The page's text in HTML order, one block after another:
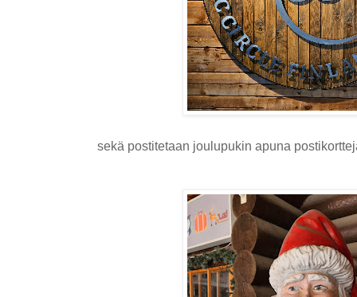
sekä postitetaan joulupukin apuna